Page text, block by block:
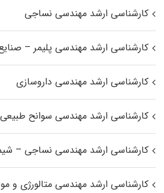
کارشناسی ارشد مهندسی نساجی
کارشناسی ارشد مهندسی پلیمر –
کارشناسی ارشد مهندسی داروسازی
کارشناسی ارشد مهندسی سوانح طبیعی
کارشناسی ارشد مهندسی نساجی –
کارشناسی ارشد مهندسی متالورژی و